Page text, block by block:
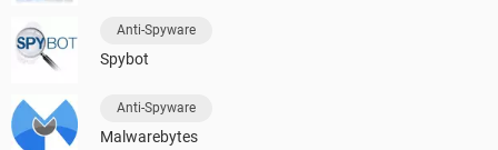
Anti-Spyware
Spybot
Anti-Spyware
Malwarebytes